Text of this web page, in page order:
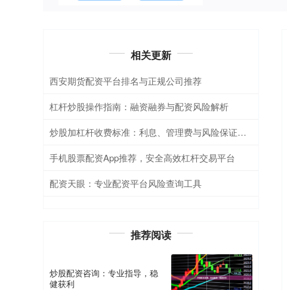
相关更新
西安期货配资平台排名与正规公司推荐
杠杆炒股操作指南：融资融券与配资风险解析
炒股加杠杆收费标准：利息、管理费与风险保证金详解
手机股票配资App推荐，安全高效杠杆交易平台
配资天眼：专业配资平台风险查询工具
推荐阅读
炒股配资咨询：专业指导，稳
健获利